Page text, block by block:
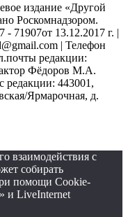
издание «Другой
Роскомнадзором.
13.12.2017 г. |
| Телефон
редакции:
Фёдоров М.А.
443001,
Ярмарочная, д.
взаимодействия с
собирать
помощи Cookie-
и LiveInternet